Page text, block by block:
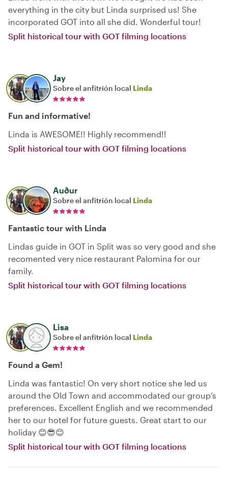
everything in the city but Linda surprised us! She
incorporated GOT into all she did. Wonderful tour!
Split historical tour with GOT filming locations
Jay
Sobre el anfitrión local Linda
Fun and informative!
Linda is AWESOME!! Highly recommend!!
Split historical tour with GOT filming locations
Auður
Sobre el anfitrión local Linda
Fantastic tour with Linda
Lindas guide in GOT in Split was so very good and she
recomented very nice restaurant Palomina for our
family.
Split historical tour with GOT filming locations
Lisa
Sobre el anfitrión local Linda
Found a Gem!
Linda was fantastic! On very short notice she led us
around the Old Town and accommodated our group’s
preferences. Excellent English and we recommended
her to our hotel for future guests. Great start to our
holiday 😊😎😊
Split historical tour with GOT filming locations